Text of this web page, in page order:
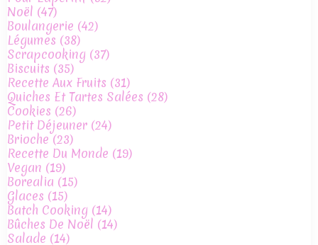
Noël (47)
Boulangerie (42)
Légumes (38)
Scrapcooking (37)
Biscuits (35)
Recette Aux Fruits (31)
Quiches Et Tartes Salées (28)
Cookies (26)
Petit Déjeuner (24)
Brioche(23)
Recette Du Monde (19)
Vegan (19)
Borealia (15)
Glaces (15)
Batch Cooking (14)
Bûches De Noël (14)
Salade (14)